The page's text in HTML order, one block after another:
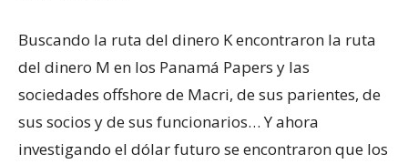
Buscando la ruta del dinero K encontraron la ruta
del dinero M en los Panamá Papers y las
sociedades offshore de Macri, de sus parientes, de
sus socios y de sus funcionarios… Y ahora
investigando el dólar futuro se encontraron que los